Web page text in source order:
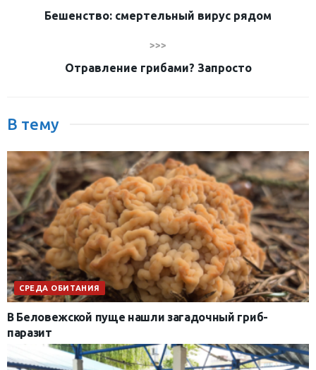
Бешенство: смертельный вирус рядом
>>>
Отравление грибами? Запросто
В тему
СРЕДА ОБИТАНИЯ
В Беловежской пуще нашли загадочный гриб-
паразит